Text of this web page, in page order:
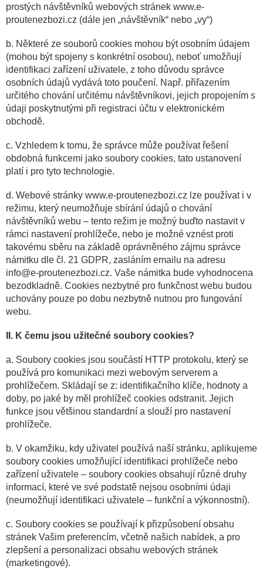
prostých návštěvníků webových stránek www.e-
proutenezbozi.cz (dále jen „návštěvník“ nebo „vy“)
b. Některé ze souborů cookies mohou být osobním údajem
(mohou být spojeny s konkrétní osobou), neboť umožňují
identifikaci zařízení uživatele, z toho důvodu správce
osobních údajů vydává toto poučení. Např. přiřazením
určitého chování určitému návštěvníkovi, jejich propojením s
údaji poskytnutými při registraci účtu v elektronickém
obchodě.
c. Vzhledem k tomu, že správce může používat řešení
obdobná funkcemi jako soubory cookies, tato ustanovení
platí i pro tyto technologie.
d. Webové stránky www.e-proutenezbozi.cz lze používat i v
režimu, který neumožňuje sbírání údajů o chování
návštěvníků webu – tento režim je možný buďto nastavit v
rámci nastavení prohlížeče, nebo je možné vznést proti
takovému sběru na základě oprávněného zájmu správce
námitku dle čl. 21 GDPR, zasláním emailu na adresu
info@e-proutenezbozi.cz. Vaše námitka bude vyhodnocena
bezodkladně. Cookies nezbytné pro funkčnost webu budou
uchovány pouze po dobu nezbytně nutnou pro fungování
webu.
II. K čemu jsou užitečné soubory cookies?
a. Soubory cookies jsou součástí HTTP protokolu, který se
používá pro komunikaci mezi webovým serverem a
prohlížečem. Skládají se z: identifikačního klíče, hodnoty a
doby, po jaké by měl prohlížeč cookies odstranit. Jejich
funkce jsou většinou standardní a slouží pro nastavení
prohlížeče.
b. V okamžiku, kdy uživatel používá naší stránku, aplikujeme
soubory cookies umožňující identifikaci prohlížeče nebo
zařízení uživatele – soubory cookies obsahují různé druhy
informací, které ve své podstatě nejsou osobními údaji
(neumožňují identifikaci uživatele – funkční a výkonnostní).
c. Soubory cookies se používají k přizpůsobení obsahu
stránek Vašim preferencím, včetně našich nabídek, a pro
zlepšení a personalizaci obsahu webových stránek
(marketingové).